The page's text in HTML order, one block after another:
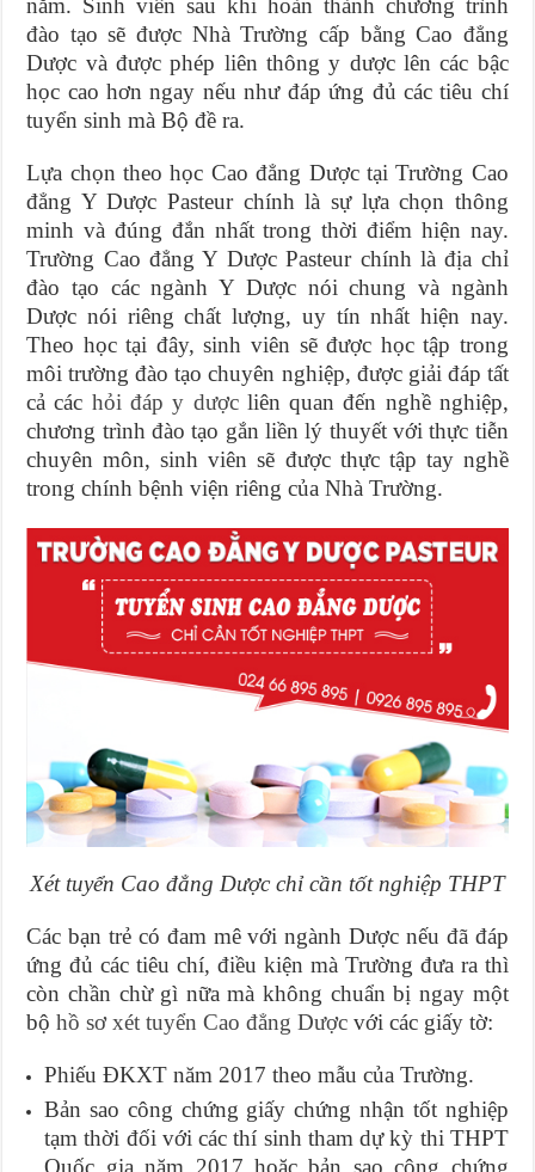
năm. Sinh viên sau khi hoàn thành chương trình
đào tạo sẽ được Nhà Trường cấp bằng Cao đẳng
Dược và được phép liên thông y dược lên các bậc
học cao hơn ngay nếu như đáp ứng đủ các tiêu chí
tuyển sinh mà Bộ đề ra.
Lựa chọn theo học Cao đẳng Dược tại Trường Cao
đẳng Y Dược Pasteur chính là sự lựa chọn thông
minh và đúng đắn nhất trong thời điểm hiện nay.
Trường Cao đẳng Y Dược Pasteur chính là địa chỉ
đào tạo các ngành Y Dược nói chung và ngành
Dược nói riêng chất lượng, uy tín nhất hiện nay.
Theo học tại đây, sinh viên sẽ được học tập trong
môi trường đào tạo chuyên nghiệp, được giải đáp tất
cả các hỏi đáp y dượcliên quan đến nghề nghiệp,
chương trình đào tạo gắn liền lý thuyết với thực tiễn
chuyên môn, sinh viên sẽ được thực tập tay nghề
trong chính bệnh viện riêng của Nhà Trường.
Xét tuyển Cao đẳng Dược chỉ cần tốt nghiệp THPT
Các bạn trẻ có đam mê với ngành Dược nếu đã đáp
ứng đủ các tiêu chí, điều kiện mà Trường đưa ra thì
còn chần chừ gì nữa mà không chuẩn bị ngay một
bộhồ sơ xét tuyển Cao đẳng Dược với các giấy tờ:
Phiếu ĐKXT năm 2017 theo mẫu của Trường.
Bản sao công chứng giấy chứng nhận tốt nghiệp
tạm thời đối với các thí sinh tham dự kỳ thi THPT
Quốc gia năm 2017 hoặc bản sao công chứng